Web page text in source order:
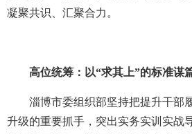
凝聚共识、汇聚合力。
高位统筹：以“求其上”的标准谋
淄博市委组织部坚持把提升干部
升级的重要抓手，突出实务实训实战